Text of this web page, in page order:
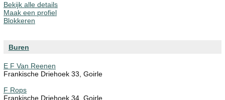
Bekijk alle details
Maak een profiel
Blokkeren
Buren
E F Van Reenen
Frankische Driehoek 33, Goirle
F Rops
Frankische Driehoek 34, Goirle